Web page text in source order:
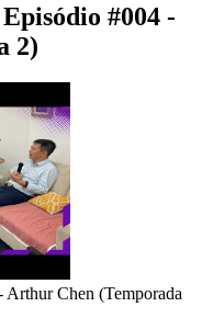
#004 -
2)
Chen (Temporada